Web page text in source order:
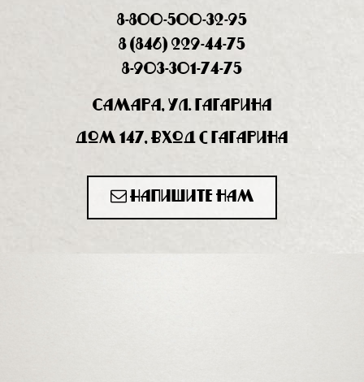
8-800-500-32-95
8 (846) 229-44-75
8-903-301-74-75
Самара, ул. Гагарина
дом 147, вход с Гагарина
Напишите нам